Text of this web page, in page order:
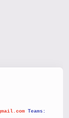
Teams: